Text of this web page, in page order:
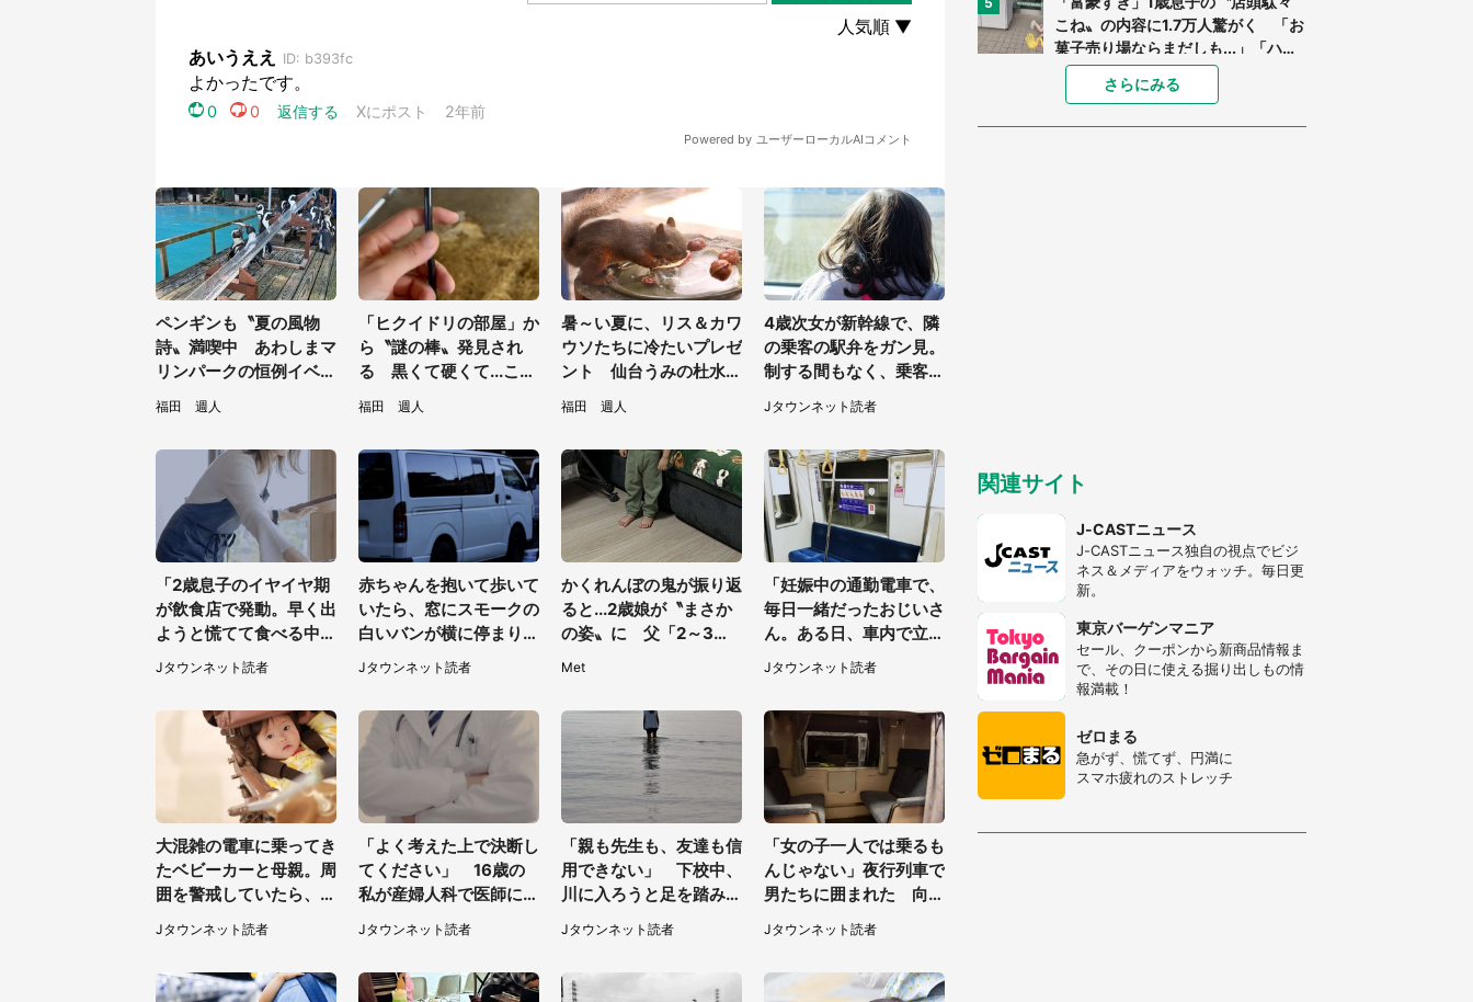
ペンギンも〝夏の風物
詩〟満喫中 あわしまマ
リンパークの恒例イベン
トに2.2万興奮「ずっと
見てたい」
福田 週人
「ヒクイドリの部屋」か
ら〝謎の棒〟発見され
る 黒くて硬くて...これ
は何？動物園に聞く
福田 週人
暑～い夏に、リス＆カワ
ウソたちに冷たいプレゼ
ント 仙台うみの杜水族
館の企画がやさしい【7
／31～8／23】
福田 週人
4歳次女が新幹線で、隣
の乗客の駅弁をガン見。
制する間もなく、乗客が
ご飯を一口食べると（茨
城県・50代女性）
Jタウンネット読者
「2歳息子のイヤイヤ期
が飲食店で発動。早く出
ようと慌てて食べる中、
店員がやってきて...」
（岡山県・40代女性）
Jタウンネット読者
赤ちゃんを抱いて歩いて
いたら、窓にスモークの
白いバンが横に停まり恐
怖。中からはヤンチャそ
うな男性が...（神奈川
県・40代女性）
Jタウンネット読者
かくれんぼの鬼が振り返
ると...2歳娘が〝まさか
の姿〟に 父「2～3分
探しました」
Met
「妊娠中の通勤電車で、
毎日一緒だったおじいさ
ん。ある日、車内で立っ
てたら後ろから...」
Jタウンネット読者
大混雑の電車に乗ってき
たベビーカーと母親。周
囲を警戒していたら、若
い男性客が思いもよらぬ
行動に（東京都・50代
Jタウンネット読者
「よく考えた上で決断し
てください」 16歳の
私が産婦人科で医師に言
Jタウンネット読者
「親も先生も、友達も信
用できない」 下校中、
川に入ろうと足を踏み出
した女子高生と、彼女を
止めた予想外の存在
Jタウンネット読者
「女の子一人では乗るも
んじゃない」夜行列車で
男たちに囲まれた 向か
いの席に何かが投げられ
て（秋田県・60代女
Jタウンネット読者
こね〟の内容に1.7万人驚がく 「お
菓子売り場ならまだしも...」「ハー
ドル高い」
「閉所恐怖症の私は新幹線で大パニ
ック。隣席の青年に『手を繋いで』
とお願いしたら...」 体験談に8万
県・30代女性）
さらにみる
関連サイト
J-CASTニュース
J-CASTニュース独自の視点でビジ
ネス＆メディアをウォッチ。毎日更
新。
東京バーゲンマニア
セール、クーポンから新商品情報ま
で、その日に使える掘り出しもの情
報満載！
ゼロまる
急がず、慌てず、円満に
スマホ疲れのストレッチ